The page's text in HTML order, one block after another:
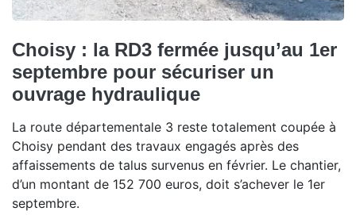
Choisy : la RD3 fermée jusqu’au 1er
septembre pour sécuriser un
ouvrage hydraulique
La route départementale 3 reste totalement coupée à
Choisy pendant des travaux engagés après des
affaissements de talus survenus en février. Le chantier,
d’un montant de 152 700 euros, doit s’achever le 1er
septembre.